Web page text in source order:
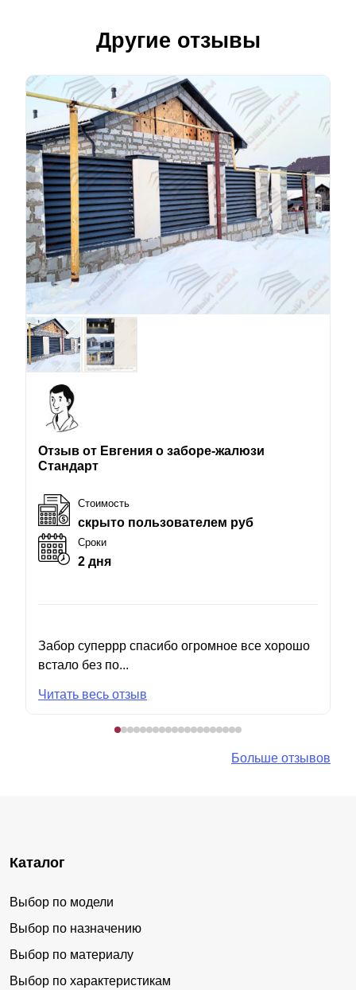
Другие отзывы
Отзыв от Евгения о заборе-жалюзи
Стандарт
Стоимость
скрыто пользователем руб
Сроки
2 дня
Забор суперрр спасибо огромное все хорошо
встало без по...
Читать весь отзыв
Больше отзывов
Каталог
Выбор по модели
Выбор по назначению
Выбор по материалу
Выбор по характеристикам